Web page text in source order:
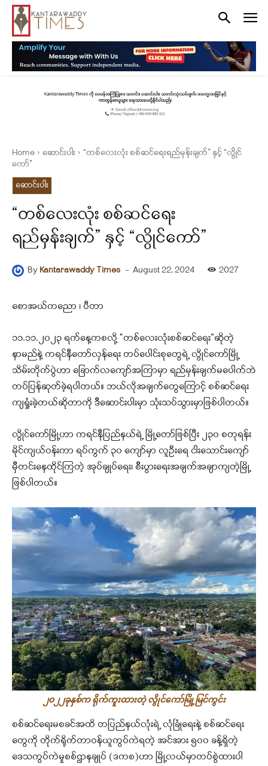
Home ဆောင်းပါး
“တစ်လေးလုံး စစ်ဆင်ရေးရည်မှန်းချက်” နှင့် “လွိုင်
ကော်”
ဆောင်းပါး
“တစ်လေးလုံး စစ်ဆင်ရေး
ရည်မှန်းချက်” နှင့် “လွိုင်ကော်”
By Kantarawaddy Times - August 22, 2024 2027
စောအယ်ကညော ၊ ပီတာ
၁၁.၁၁.၂၀၂၃ ရက်နေ့ကစလို့ “တစ်လေးလုံးစစ်ဆင်ရေး”ဆိုတဲ့
နာမည်နဲ့ ကရင်နီတော်လှန်ရေး တပ်ပေါင်းစုတွေရဲ့ လွိုင်ကော်မြို့
သိမ်းတိုက်ပွဲဟာ ခြောက်လကျော်အကြာမှာ ရည်မှန်းချက်မပေါက်ဘဲ
တပ်ပြန်ဆုတ်ခဲ့ရပါတယ်။ ဘယ်လိုအချက်တွေကြောင့် စစ်ဆင်ရေး
ကျရှုံးခဲ့တယ်ဆိုတာကို ဒီဆောင်းပါးမှာ သုံးသပ်သွားမှာဖြစ်ပါတယ်။
လွိုင်ကော်မြို့ဟာ ကရင်နီပြည်နယ်ရဲ့ မြို့တော်ဖြစ်ပြီး ၂၃၀ စတုရန်း
မိုင်ကျယ်ဝန်းကာ ရပ်ကွက် ၃၀ ကျော်မှာ လူဦးရေ ငါးသောင်းကျော်
မှီတင်းနေထိုင်ကြတဲ့ အုပ်ချုပ်ရေး၊ စီးပွားရေးအချက်အချာကျတဲ့မြို့
ဖြစ်ပါတယ်။
၂၀၂၂ခုနှစ်က ရိုက်ကူးထားတဲ့ လွိုင်ကော်မြို့မြင်ကွင်း
စစ်ဆင်ရေးမစခင်အထိ တပြည်နယ်လုံးရဲ့ လုံခြုံရေးနဲ့ စစ်ဆင်ရေး
တွေကို တိုက်ရိုက်တာဝန်ယူကွပ်ကဲရတဲ့ အင်အား ၅၀၀ ခန့်ရှိတဲ့
ဒေသကွပ်ကဲမှုစစ်ဌာနချုပ် (ဒကစ)ဟာ မြို့လယ်မှာတပ်စွဲထားပါ